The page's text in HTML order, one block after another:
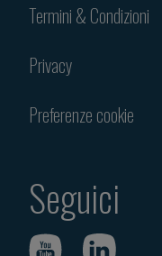
Termini & Condizioni
Privacy
Preferenze cookie
Seguici